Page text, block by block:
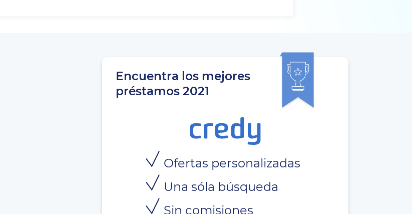
Encuentra los mejores
préstamos 2021
Ofertas personalizadas
Una sóla búsqueda
Sin comisiones